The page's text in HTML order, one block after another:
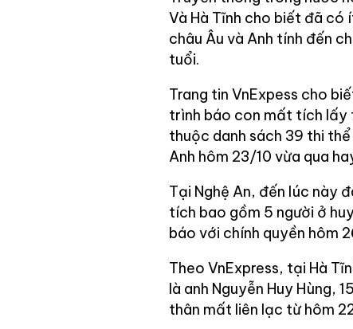
Và Hà Tĩnh cho biết đã
châu Âu và Anh tính đến
tuổi.
Trang tin VnExpess cho
trình báo con mất tích lấy
thuộc danh sách 39 thi
Anh hôm 23/10 vừa qua
Tại Nghệ An, đến lúc này
tích bao gồm 5 người ở
báo với chính quyền hôm
Theo VnExpress, tại Hà
là anh Nguyễn Huy Hùng,
thân mất liên lạc từ hôm